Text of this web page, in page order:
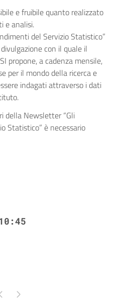
e fruibile quanto realizzato
e analisi.
del Servizio Statistico”
con il quale il
propone, a cadenza mensile,
per il mondo della ricerca e
indagati attraverso i dati
della Newsletter “Gli
Statistico” è necessario
successiva